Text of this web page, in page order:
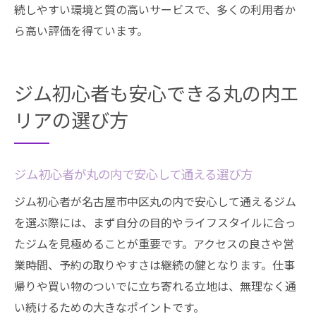
続しやすい環境と質の高いサービスで、多くの利用者か
ら高い評価を得ています。
ジム初心者も安心できる丸の内エ
リアの選び方
ジム初心者が丸の内で安心して通える選び方
ジム初心者が名古屋市中区丸の内で安心して通えるジム
を選ぶ際には、まず自分の目的やライフスタイルに合っ
たジムを見極めることが重要です。アクセスの良さや営
業時間、予約の取りやすさは継続の鍵となります。仕事
帰りや買い物のついでに立ち寄れる立地は、無理なく通
い続けるための大きなポイントです。